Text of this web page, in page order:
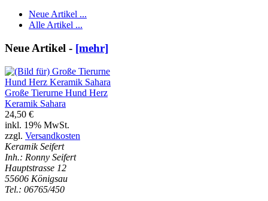
Neue Artikel ...
Alle Artikel ...
Neue Artikel - [mehr]
Große Tierurne Hund Herz
Keramik Sahara
24,50 €
inkl. 19% MwSt.
zzgl. Versandkosten
Keramik Seifert
Inh.: Ronny Seifert
Hauptstrasse 12
55606 Königsau
Tel.: 06765/450